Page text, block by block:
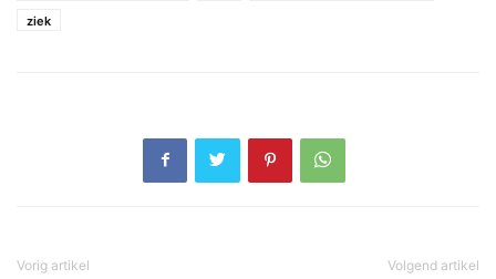
ziek
Vorig artikel Volgend artikel